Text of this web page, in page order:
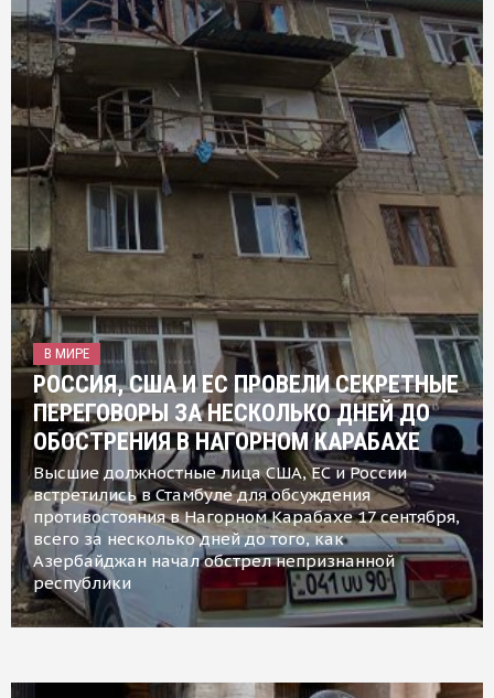
В МИРЕ
РОССИЯ, США И ЕС ПРОВЕЛИ СЕКРЕТНЫЕ
ПЕРЕГОВОРЫ ЗА НЕСКОЛЬКО ДНЕЙ ДО
ОБОСТРЕНИЯ В НАГОРНОМ КАРАБАХЕ
Высшие должностные лица США, ЕС и России
встретились в Стамбуле для обсуждения
противостояния в Нагорном Карабахе 17 сентября,
всего за несколько дней до того, как
Азербайджан начал обстрел непризнанной
республики